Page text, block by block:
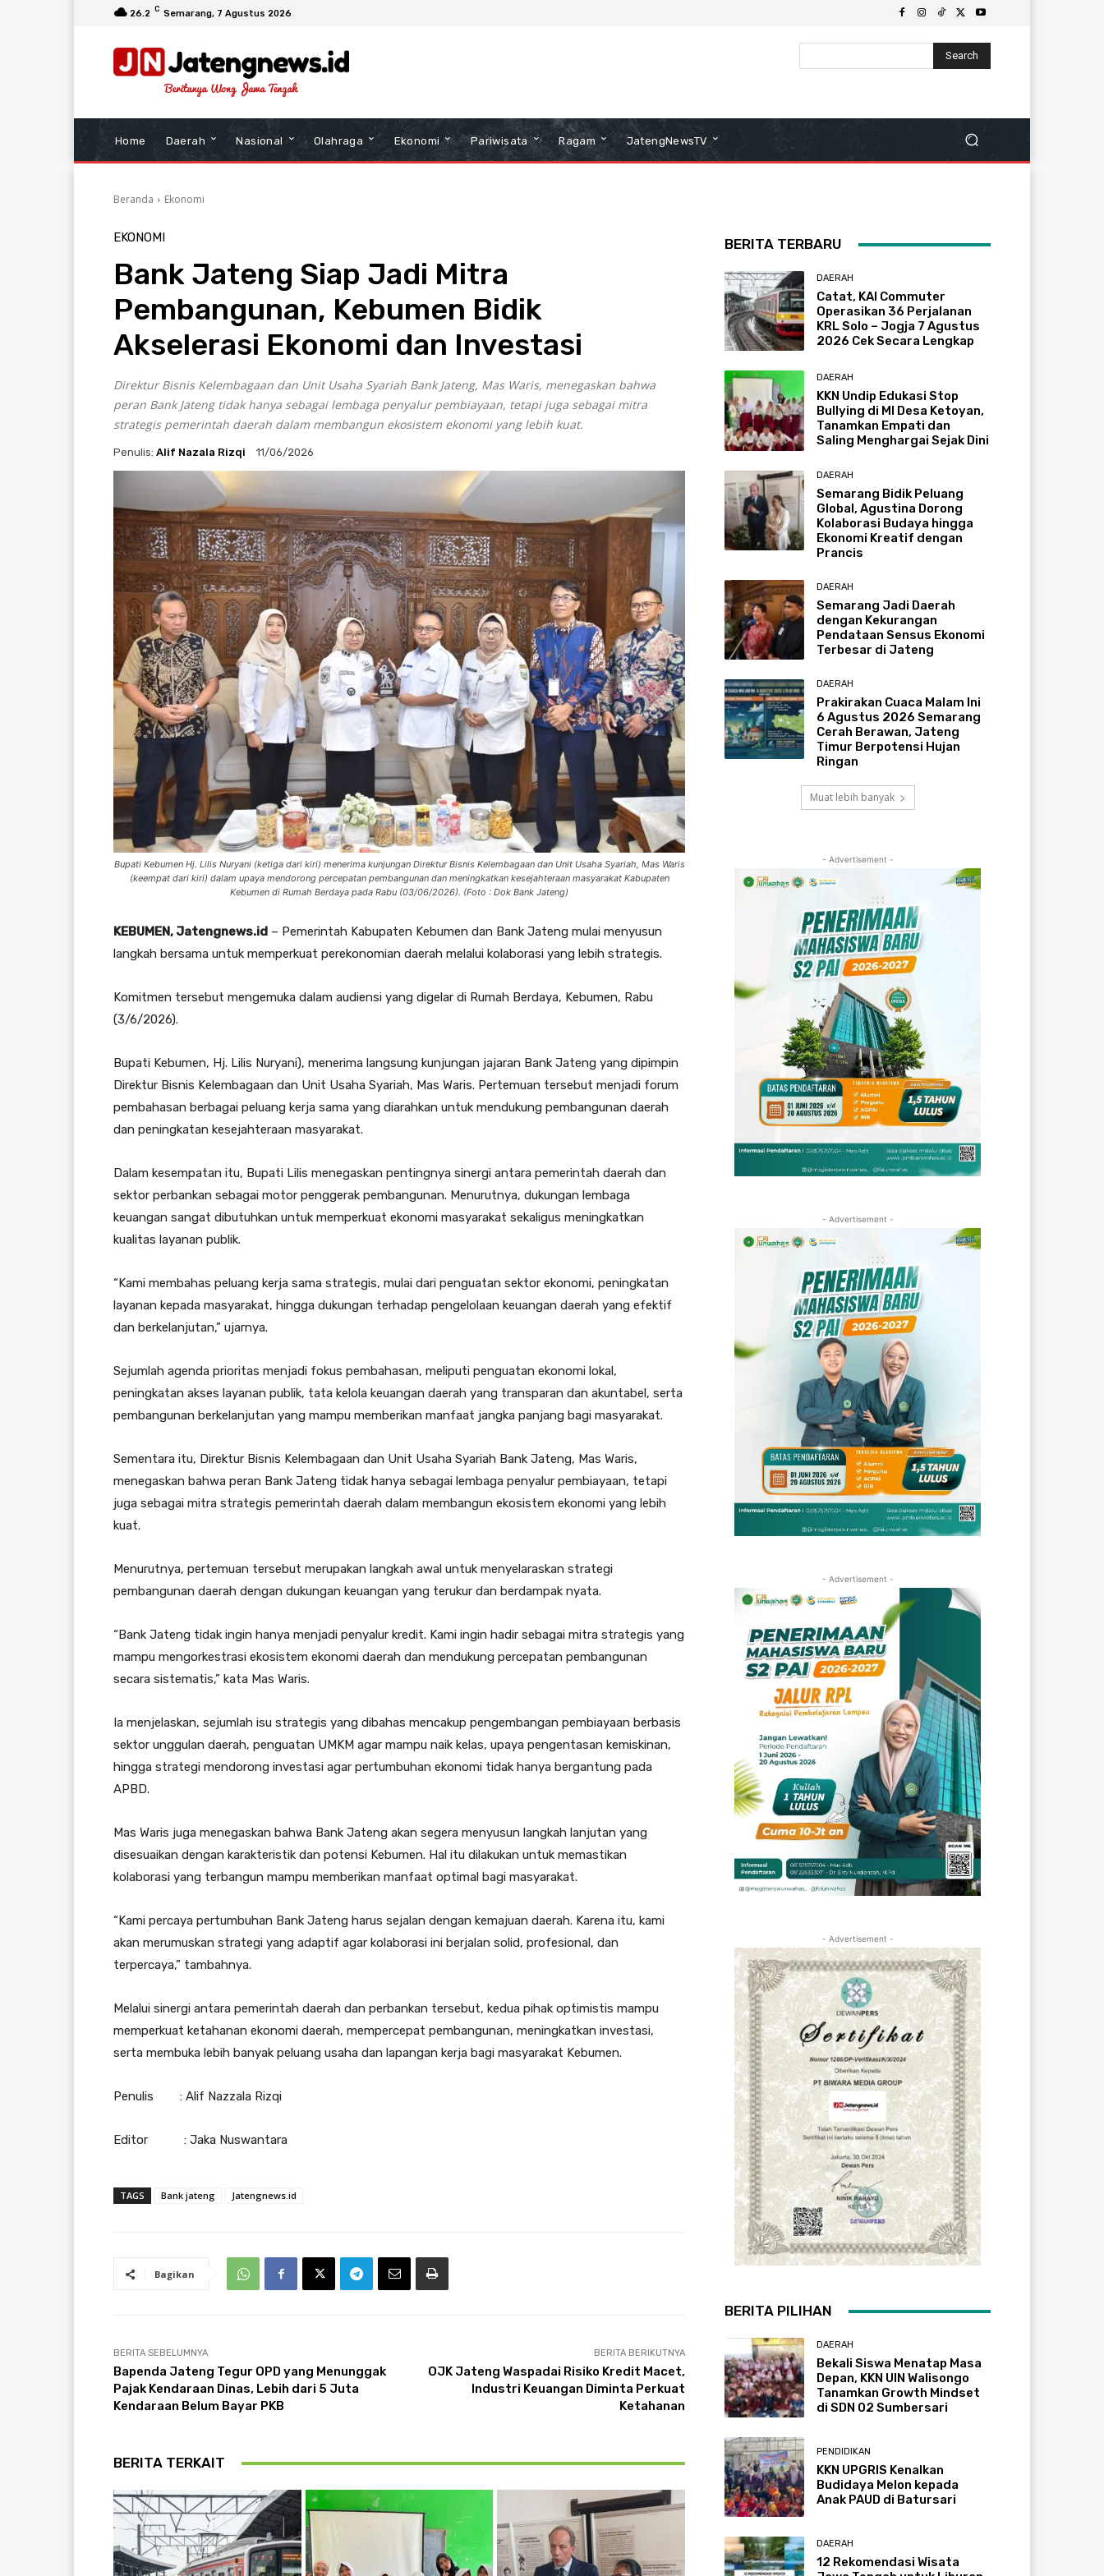
26.2 C Semarang, 7 Agustus 2026
Search
Home Daerah Nasional Olahraga Ekonomi Pariwisata Ragam JatengNewsTV
Beranda Ekonomi
EKONOMI
Bank Jateng Siap Jadi Mitra
Pembangunan, Kebumen Bidik
Akselerasi Ekonomi dan Investasi
Direktur Bisnis Kelembagaan dan Unit Usaha Syariah Bank Jateng, Mas Waris, menegaskan bahwa
peran Bank Jateng tidak hanya sebagai lembaga penyalur pembiayaan, tetapi juga sebagai mitra
strategis pemerintah daerah dalam membangun ekosistem ekonomi yang lebih kuat.
Penulis: Alif Nazala Rizqi 11/06/2026
Bupati Kebumen Hj. Lilis Nuryani (ketiga dari kiri) menerima kunjungan Direktur Bisnis Kelembagaan dan Unit Usaha Syariah, Mas Waris
(keempat dari kiri) dalam upaya mendorong percepatan pembangunan dan meningkatkan kesejahteraan masyarakat Kabupaten
Kebumen di Rumah Berdaya pada Rabu (03/06/2026). (Foto : Dok Bank Jateng)
KEBUMEN, Jatengnews.id – Pemerintah Kabupaten Kebumen dan Bank Jateng mulai menyusun
langkah bersama untuk memperkuat perekonomian daerah melalui kolaborasi yang lebih strategis.
Komitmen tersebut mengemuka dalam audiensi yang digelar di Rumah Berdaya, Kebumen, Rabu
(3/6/2026).
Bupati Kebumen, Hj. Lilis Nuryani), menerima langsung kunjungan jajaran Bank Jateng yang dipimpin
Direktur Bisnis Kelembagaan dan Unit Usaha Syariah, Mas Waris. Pertemuan tersebut menjadi forum
pembahasan berbagai peluang kerja sama yang diarahkan untuk mendukung pembangunan daerah
dan peningkatan kesejahteraan masyarakat.
Dalam kesempatan itu, Bupati Lilis menegaskan pentingnya sinergi antara pemerintah daerah dan
sektor perbankan sebagai motor penggerak pembangunan. Menurutnya, dukungan lembaga
keuangan sangat dibutuhkan untuk memperkuat ekonomi masyarakat sekaligus meningkatkan
kualitas layanan publik.
“Kami membahas peluang kerja sama strategis, mulai dari penguatan sektor ekonomi, peningkatan
layanan kepada masyarakat, hingga dukungan terhadap pengelolaan keuangan daerah yang efektif
dan berkelanjutan,” ujarnya.
Sejumlah agenda prioritas menjadi fokus pembahasan, meliputi penguatan ekonomi lokal,
peningkatan akses layanan publik, tata kelola keuangan daerah yang transparan dan akuntabel, serta
pembangunan berkelanjutan yang mampu memberikan manfaat jangka panjang bagi masyarakat.
Sementara itu, Direktur Bisnis Kelembagaan dan Unit Usaha Syariah Bank Jateng, Mas Waris,
menegaskan bahwa peran Bank Jateng tidak hanya sebagai lembaga penyalur pembiayaan, tetapi
juga sebagai mitra strategis pemerintah daerah dalam membangun ekosistem ekonomi yang lebih
kuat.
Menurutnya, pertemuan tersebut merupakan langkah awal untuk menyelaraskan strategi
pembangunan daerah dengan dukungan keuangan yang terukur dan berdampak nyata.
“Bank Jateng tidak ingin hanya menjadi penyalur kredit. Kami ingin hadir sebagai mitra strategis yang
mampu mengorkestrasi ekosistem ekonomi daerah dan mendukung percepatan pembangunan
secara sistematis,” kata Mas Waris.
Ia menjelaskan, sejumlah isu strategis yang dibahas mencakup pengembangan pembiayaan berbasis
sektor unggulan daerah, penguatan UMKM agar mampu naik kelas, upaya pengentasan kemiskinan,
hingga strategi mendorong investasi agar pertumbuhan ekonomi tidak hanya bergantung pada
APBD.
Mas Waris juga menegaskan bahwa Bank Jateng akan segera menyusun langkah lanjutan yang
disesuaikan dengan karakteristik dan potensi Kebumen. Hal itu dilakukan untuk memastikan
kolaborasi yang terbangun mampu memberikan manfaat optimal bagi masyarakat.
“Kami percaya pertumbuhan Bank Jateng harus sejalan dengan kemajuan daerah. Karena itu, kami
akan merumuskan strategi yang adaptif agar kolaborasi ini berjalan solid, profesional, dan
terpercaya,” tambahnya.
Melalui sinergi antara pemerintah daerah dan perbankan tersebut, kedua pihak optimistis mampu
memperkuat ketahanan ekonomi daerah, mempercepat pembangunan, meningkatkan investasi,
serta membuka lebih banyak peluang usaha dan lapangan kerja bagi masyarakat Kebumen.
Penulis : Alif Nazzala Rizqi
Editor : Jaka Nuswantara
TAGS Bank jateng Jatengnews.id
Bagikan
BERITA SEBELUMNYA
Bapenda Jateng Tegur OPD yang Menunggak
Pajak Kendaraan Dinas, Lebih dari 5 Juta
Kendaraan Belum Bayar PKB
BERITA BERIKUTNYA
OJK Jateng Waspadai Risiko Kredit Macet,
Industri Keuangan Diminta Perkuat
Ketahanan
BERITA TERKAIT
BERITA TERBARU
DAERAH
Catat, KAI Commuter
Operasikan 36 Perjalanan
KRL Solo – Jogja 7 Agustus
2026 Cek Secara Lengkap
DAERAH
KKN Undip Edukasi Stop
Bullying di MI Desa Ketoyan,
Tanamkan Empati dan
Saling Menghargai Sejak Dini
DAERAH
Semarang Bidik Peluang
Global, Agustina Dorong
Kolaborasi Budaya hingga
Ekonomi Kreatif dengan
Prancis
DAERAH
Semarang Jadi Daerah
dengan Kekurangan
Pendataan Sensus Ekonomi
Terbesar di Jateng
DAERAH
Prakirakan Cuaca Malam Ini
6 Agustus 2026 Semarang
Cerah Berawan, Jateng
Timur Berpotensi Hujan
Ringan
Muat lebih banyak
- Advertisement -
- Advertisement -
- Advertisement -
- Advertisement -
BERITA PILIHAN
DAERAH
Bekali Siswa Menatap Masa
Depan, KKN UIN Walisongo
Tanamkan Growth Mindset
di SDN 02 Sumbersari
PENDIDIKAN
KKN UPGRIS Kenalkan
Budidaya Melon kepada
Anak PAUD di Batursari
DAERAH
12 Rekomendasi Wisata